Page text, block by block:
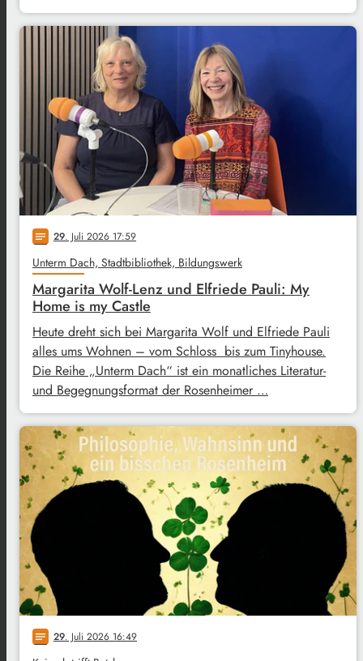
notes 29. Juli 2026 17:59
Unterm Dach, Stadtbibliothek, Bildungswerk
Margarita Wolf-Lenz und Elfriede Pauli: My
Home is my Castle
Heute dreht sich bei Margarita Wolf und Elfriede Pauli
alles ums Wohnen – vom Schloss bis zum Tinyhouse.
Die Reihe „Unterm Dach“ ist ein monatliches Literatur-
und Begegnungsformat der Rosenheimer …
notes 29. Juli 2026 16:49